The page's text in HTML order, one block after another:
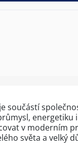
součástí
energetiku
v moderním
světa a velký